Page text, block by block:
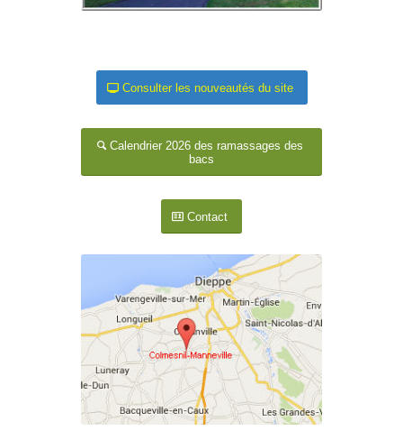
Consulter les nouveautés du site
Calendrier 2026 des ramassages des
bacs
Contact